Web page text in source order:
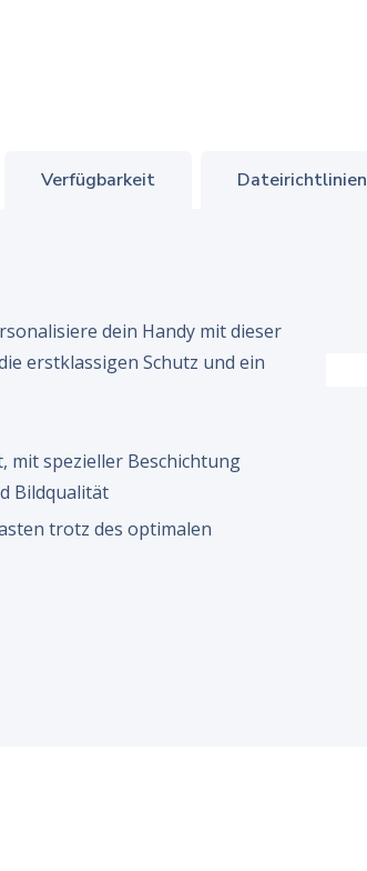
dein Handy mit dieser
erstklassigen Schutz und ein
mit spezieller Beschichtung
Bildqualität
trotz des optimalen
Verfügbarkeit Dateirichtlinien